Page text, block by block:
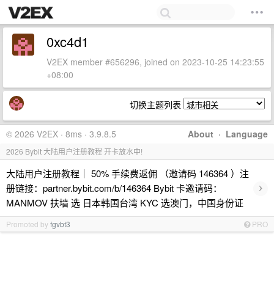
0xc4d1
V2EX member #656296, joined on 2023-10-25 14:23:55
+08:00
切换主题列表
About · Language
© 2026 V2EX · 8ms · 3.9.8.5
2026 Bybit 大陆用户注册教程 开卡放水中!
大陆用户注册教程｜ 50% 手续费返佣 （邀请码 146364 ）注
册链接：partner.bybit.com/b/146364 Bybit 卡邀请码：
MANMOV 扶墙 选 日本韩国台湾 KYC 选澳门，中国身份证
›
Promoted byfgvbt3 PRO